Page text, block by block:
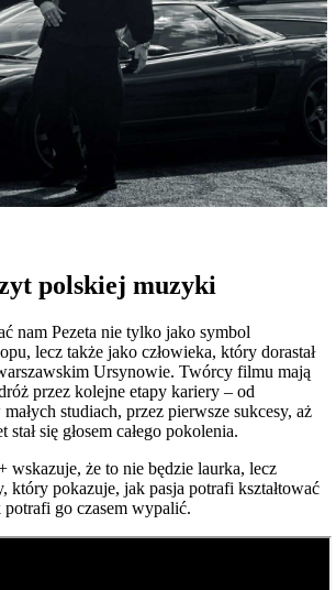
polskiej muzyki
nam Pezeta nie tylko jako symbol
lecz także jako człowieka, który dorastał
Ursynowie. Twórcy filmu mają
przez kolejne etapy kariery – od
studiach, przez pierwsze sukcesy, aż
się głosem całego pokolenia.
że to nie będzie laurka, lecz
który pokazuje, jak pasja potrafi kształtować
potrafi go czasem wypalić.